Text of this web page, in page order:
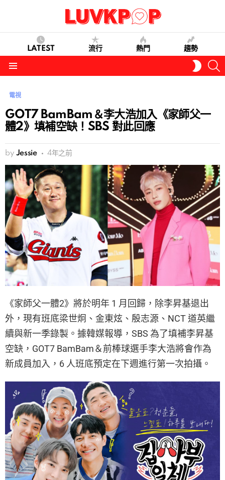
LATEST 流行 熱門 趨勢
SKIN
電視
GOT7 BamBam＆李大浩加入《家師父一
體2》填補空缺！SBS 對此回應
by Jessie 4年之前
《家師父一體2》將於明年 1 月回歸，除李昇基退出
外，現有班底梁世炯、金東炫、殷志源、NCT 道英繼
續與新一季錄製。據韓媒報導，SBS 為了填補李昇基
空缺，GOT7 BamBam＆前棒球選手李大浩將會作為
新成員加入，6 人班底預定在下週進行第一次拍攝。